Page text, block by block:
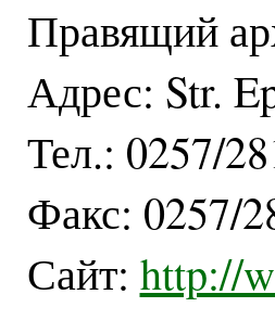
Правящий
Адрес: Str.
Тел.: 0257/
Факс: 0257/
Сайт: http://